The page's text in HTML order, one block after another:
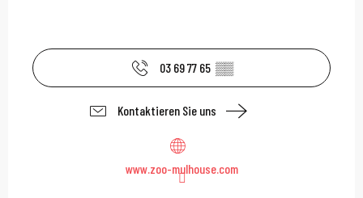
03 69 77 65 ▒▒
Kontaktieren Sie uns
www.zoo-mulhouse.com